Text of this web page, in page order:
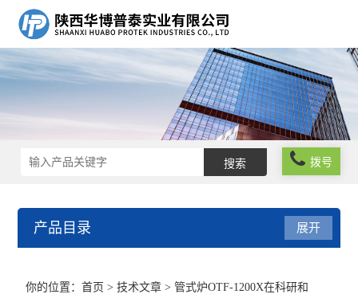
拨号
产品目录 展开
你的位置：首页 >技术文章 > 管式炉OTF-1200X在科研和